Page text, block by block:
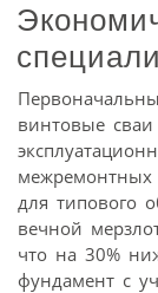
винтовые
межремонтных
для типового
вечной
что на 30%
фундамент с